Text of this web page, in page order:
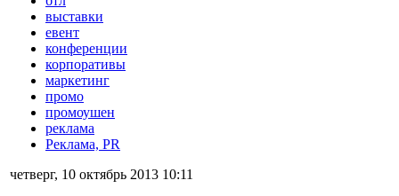
выставки
евент
конференции
корпоративы
маркетинг
промо
промоушен
реклама
Реклама, PR
четверг, 10 октябрь 2013 10:11